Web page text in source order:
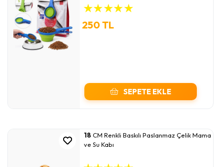
★★★★★
250 TL
SEPETE EKLE
18 CM Renkli Baskılı Paslanmaz Çelik Mama
ve Su Kabı